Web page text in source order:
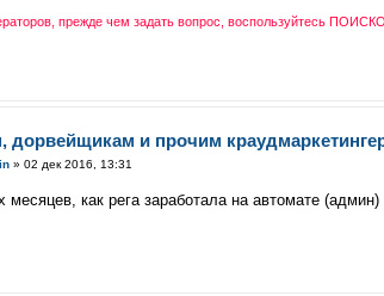
прежде чем задать вопрос, воспользуйтесь
дорвейщикам и прочим
» 02 дек 2016, 13:31
месяцев, как рега заработала на автомате (админ)